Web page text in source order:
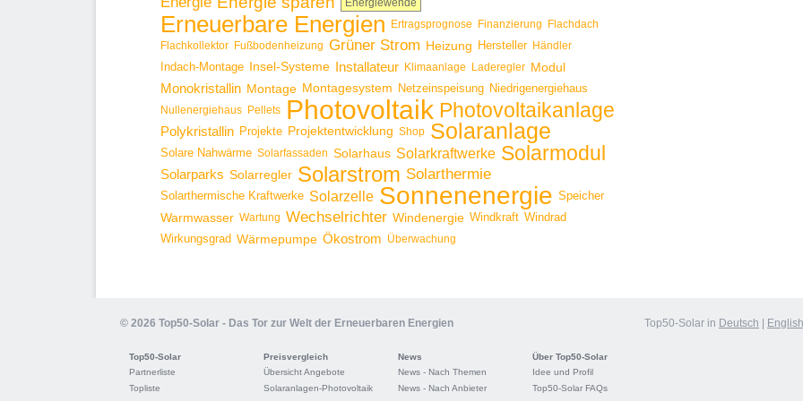
Energiewende
Erneuerbare Energien Ertragsprognose Finanzierung
Flachdach
Flachkollektor Fußbodenheizung Grüner Strom Heizung Hersteller Händler
Indach-Montage
Insel-Systeme Installateur Klimaanlage Laderegler Modul
Monokristallin Montage Montagesystem Netzeinspeisung Niedrigenergiehaus
Nullenergiehaus Pellets Photovoltaik Photovoltaikanlage
Polykristallin Projekte Projektentwicklung Shop Solaranlage
Solare Nahwärme Solarfassaden Solarhaus Solarkraftwerke Solarmodul
Solarparks Solarregler Solarstrom Solarthermie
Solarthermische Kraftwerke Solarzelle Sonnenenergie Speicher
Warmwasser Wartung Wechselrichter Windenergie Windkraft Windrad
Wirkungsgrad Wärmepumpe Ökostrom Überwachung
© 2026 Top50-Solar - Das Tor zur Welt der Erneuerbaren Energien Top50-Solar in Deutsch English
Top50-Solar
Partnerliste
Topliste
Preisvergleich
Übersicht Angebote
Solaranlagen-Photovoltaik
News
News - Nach Themen
News - Nach Anbieter
Über Top50-Solar
Idee und Profil
Top50-Solar FAQs